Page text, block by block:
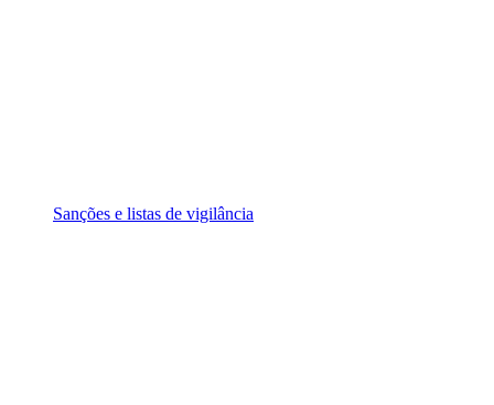
Sanções e listas de vigilância